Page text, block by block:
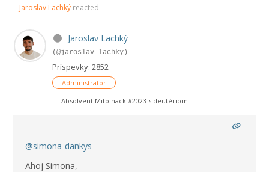
Jaroslav Lachký reacted
Jaroslav Lachký
(@jaroslav-lachky)
Príspevky: 2852
Administrator
Absolvent Mito hack #2023 s deutériom
@simona-dankys
Ahoj Simona,